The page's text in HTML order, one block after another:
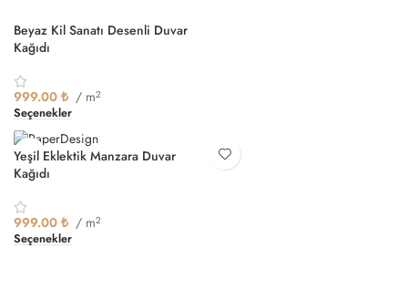
Beyaz Kil Sanatı Desenli Duvar
Kağıdı
999.00 ₺ / m2
Seçenekler
Yeşil Eklektik Manzara Duvar
Kağıdı
999.00 ₺ / m2
Seçenekler